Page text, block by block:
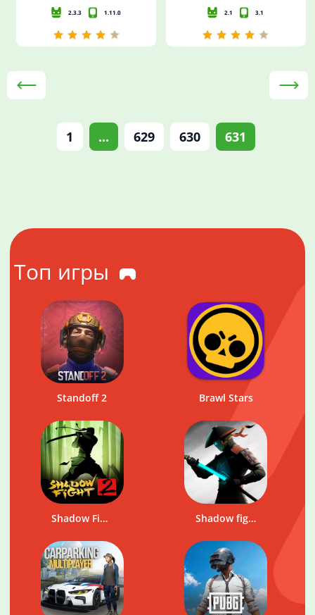
2.3.3 1.11.0 2.1 3.1
1 ... 629 630 631
Топ игры
Standoff 2 Brawl Stars
Shadow Fight 2 Shadow fight 3